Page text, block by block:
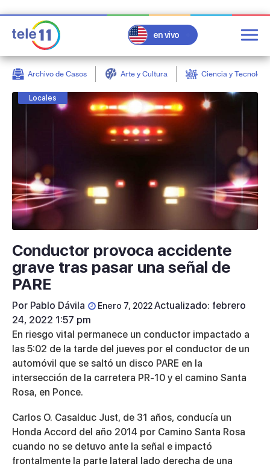
en vivo
Archivo de Casos Arte y Cultura Ciencia y
Locales
Conductor provoca accidente
grave tras pasar una señal de
PARE
Por Pablo Dávila Enero 7, 2022Actualizado: febrero
24, 2022 1:57 pm
En riesgo vital permanece un conductor impactado a
las 5:02 de la tarde del jueves por el conductor de un
automóvil que se saltó un disco PARE en la
intersección de la carretera PR-10 y el camino Santa
Rosa, en Ponce.
Carlos O. Casalduc Just, de 31 años, conducía un
Honda Accord del año 2014 por Camino Santa Rosa
cuando no se detuvo ante la señal e impactó
frontalmente la parte lateral lado derecha de una
post